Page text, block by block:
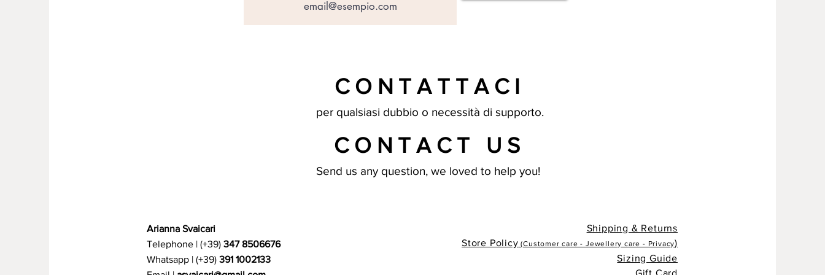
CONTATTACI
per qualsiasi dubbio o necessità di supporto.
CONTACT US
Send us any question, we loved to help you!
Arianna Svaicari
Telephone | (+39) 347 8506676
Whatsapp | (+39) 391 1002133
Shipping & Returns
Store Policy (Customer care - Jewellery care - Privacy)
Sizing Guide
Gift Card